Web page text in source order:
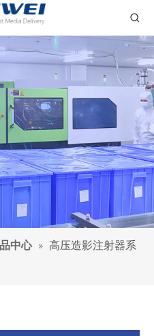
中心 » 高压造影注射器系